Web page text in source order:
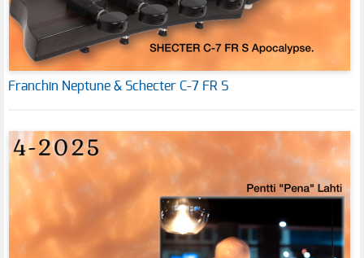
Franchin Neptune & Schecter C-7 FR S